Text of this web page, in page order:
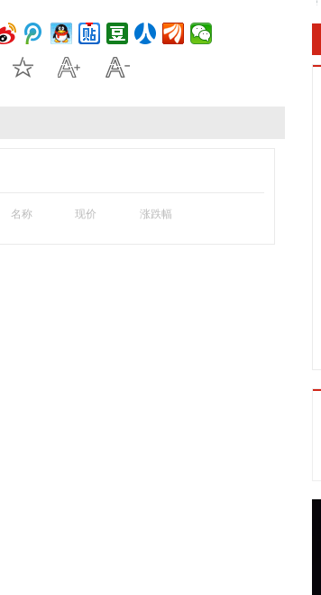
名称 现价 涨跌幅